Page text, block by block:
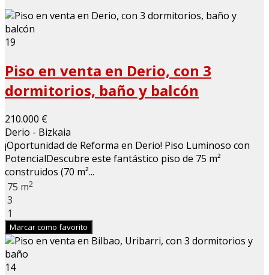
19
Piso en venta en Derio, con 3
dormitorios, baño y balcón
210.000 €
Derio - Bizkaia
¡Oportunidad de Reforma en Derio! Piso Luminoso con
PotencialDescubre este fantástico piso de 75 m²
construidos (70 m²...
75 m2
3
1
Marcar como favorito
14